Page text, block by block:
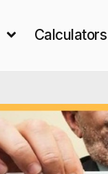
Calculators